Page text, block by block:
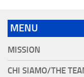
MENU
MISSION
CHI SIAMO/THE